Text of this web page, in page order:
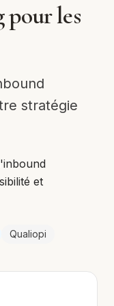
les
stratégie
et
Qualiopi